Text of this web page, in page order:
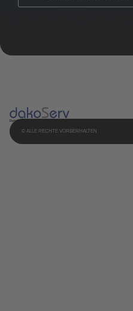
© ALLE RECHTE VORBERHALTEN